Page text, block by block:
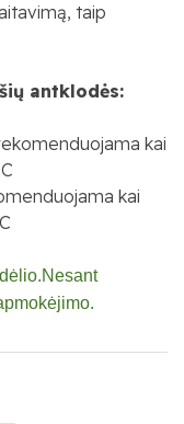
taip
antklodės:
kai
kai